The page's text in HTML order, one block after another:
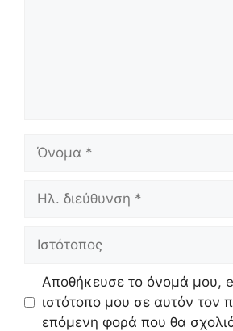
διεύθυνση
Αποθήκευσε το όνομά μου,
ιστότοπο μου σε αυτόν τον
επόμενη φορά που θα